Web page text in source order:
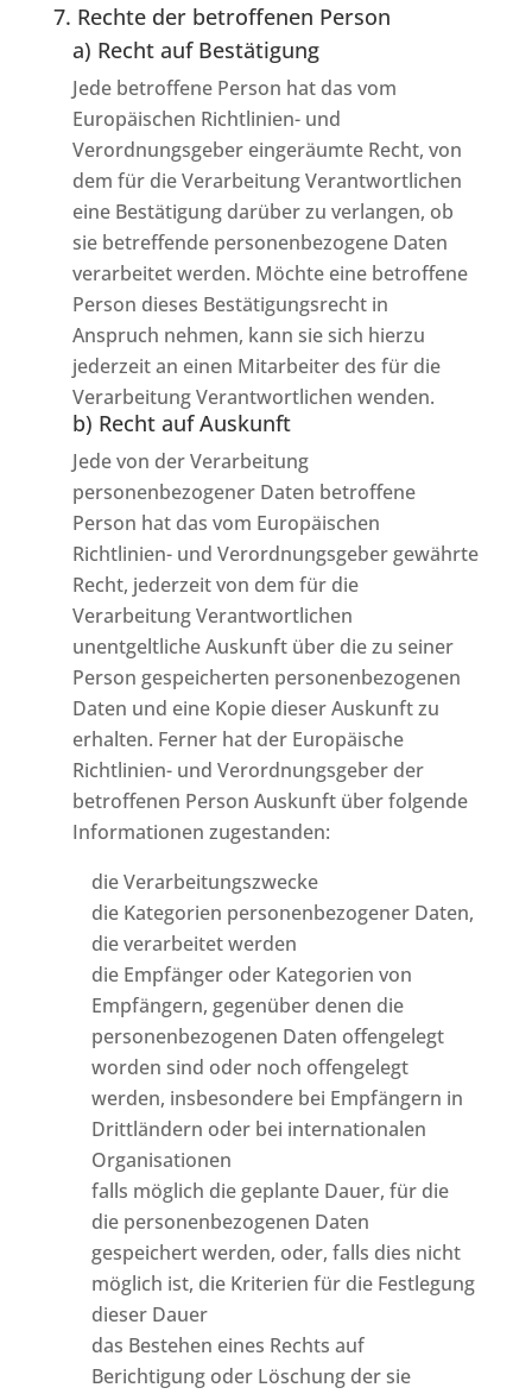
7. Rechte der betroffenen Person
a) Recht auf Bestätigung
Jede betroffene Person hat das vom
Europäischen Richtlinien- und
Verordnungsgeber eingeräumte Recht, von
dem für die Verarbeitung Verantwortlichen
eine Bestätigung darüber zu verlangen, ob
sie betreffende personenbezogene Daten
verarbeitet werden. Möchte eine betroffene
Person dieses Bestätigungsrecht in
Anspruch nehmen, kann sie sich hierzu
jederzeit an einen Mitarbeiter des für die
Verarbeitung Verantwortlichen wenden.
b) Recht auf Auskunft
Jede von der Verarbeitung
personenbezogener Daten betroffene
Person hat das vom Europäischen
Richtlinien- und Verordnungsgeber gewährte
Recht, jederzeit von dem für die
Verarbeitung Verantwortlichen
unentgeltliche Auskunft über die zu seiner
Person gespeicherten personenbezogenen
Daten und eine Kopie dieser Auskunft zu
erhalten. Ferner hat der Europäische
Richtlinien- und Verordnungsgeber der
betroffenen Person Auskunft über folgende
Informationen zugestanden:
die Verarbeitungszwecke
die Kategorien personenbezogener Daten,
die verarbeitet werden
die Empfänger oder Kategorien von
Empfängern, gegenüber denen die
personenbezogenen Daten offengelegt
worden sind oder noch offengelegt
werden, insbesondere bei Empfängern in
Drittländern oder bei internationalen
Organisationen
falls möglich die geplante Dauer, für die
die personenbezogenen Daten
gespeichert werden, oder, falls dies nicht
möglich ist, die Kriterien für die Festlegung
dieser Dauer
das Bestehen eines Rechts auf
Berichtigung oder Löschung der sie